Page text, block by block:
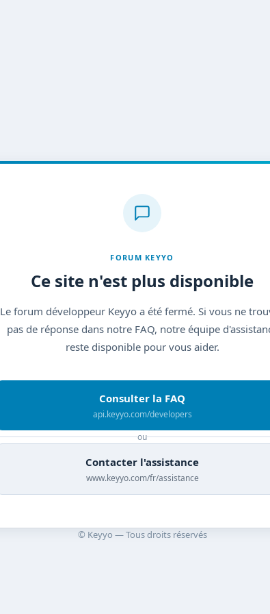
FORUM KEYYO
Ce site n'est plus disponible
Le forum développeur Keyyo a été fermé. Si vous ne
pas de réponse dans notre FAQ, notre équipe
reste disponible pour vous aider.
Consulter la FAQ
api.keyyo.com/developers
ou
Contacter l'assistance
www.keyyo.com/fr/assistance
© Keyyo — Tous droits réservés